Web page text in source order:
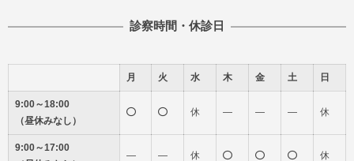
診察時間・休診日
月 火 水 木 金 土 日
9:00～18:00
（昼休みなし）
休 ― ― ― 休
9:00～17:00
― ― 休 休